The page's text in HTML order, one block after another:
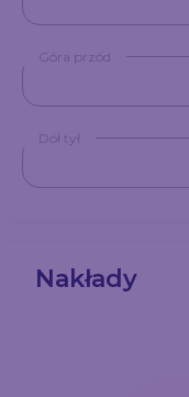
Góra przód
Dół tył
Nakłady